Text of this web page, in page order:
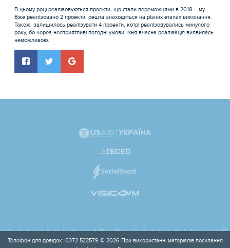
В цьому році реалізовуються проекти, що стали переможцями в 2018 – му.
Вже реалізовано 2 проекти, решта знаходиться на різних етапах виконання.
Також, залишилось реалізувати 4 проекти, котрі реалізовувались минулого
року, бо через несприятливі погодні умови, їхня вчасна реалізація виявилась
неможливою.
Телефон для довідок: 0372 522579 © 2026 При використанні матеріалів посилання